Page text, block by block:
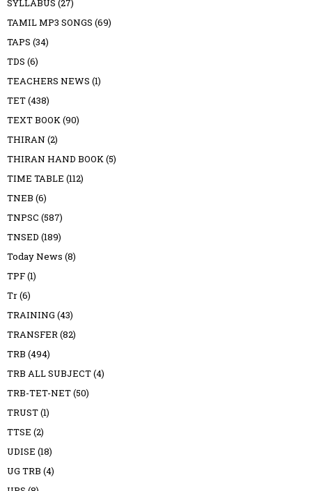
SYLLABUS (27)
TAMIL MP3 SONGS (69)
TAPS (34)
TDS (6)
TEACHERS NEWS (1)
TET(438)
TEXT BOOK(90)
THIRAN (2)
THIRAN HAND BOOK(5)
TIME TABLE (112)
TNEB (6)
TNPSC (587)
TNSED (189)
Today News (8)
TPF(1)
Tr(6)
TRAINING (43)
TRANSFER(82)
TRB (494)
TRB ALL SUBJECT(4)
TRB-TET-NET(50)
TRUST(1)
TTSE (2)
UDISE (18)
UG TRB (4)